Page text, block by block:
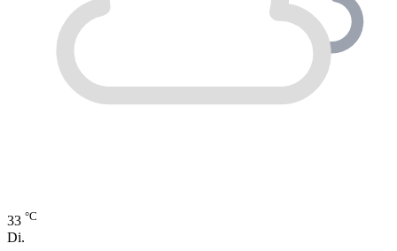
33 °C
Di.